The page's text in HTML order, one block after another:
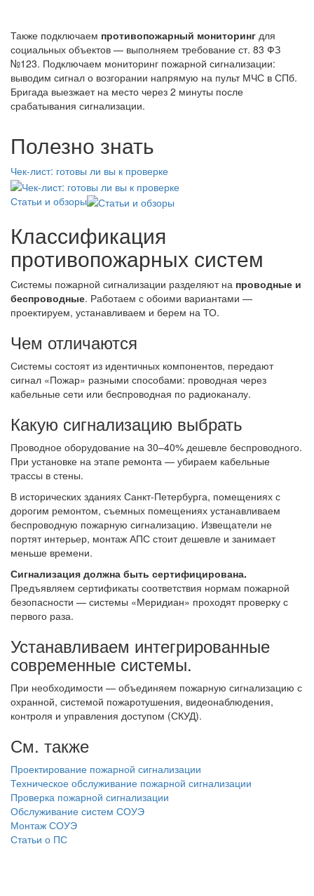
Также подключаем противопожарный мониторинг для
социальных объектов — выполняем требование ст. 83 ФЗ
№123. Подключаем мониторинг пожарной сигнализации:
выводим сигнал о возгорании напрямую на пульт МЧС в СПб.
Бригада выезжает на место через 2 минуты после
срабатывания сигнализации.
Полезно знать
Чек-лист: готовы ли вы к проверке
Статьи и обзоры
Классификация
противопожарных систем
Системы пожарной сигнализации разделяют на проводные и
беспроводные. Работаем с обоими вариантами —
проектируем, устанавливаем и берем на ТО.
Чем отличаются
Системы состоят из идентичных компонентов, передают
сигнал «Пожар» разными способами: проводная через
кабельные сети или беcпроводная по радиоканалу.
Какую сигнализацию выбрать
Проводное оборудование на 30–40% дешевле беспроводного.
При установке на этапе ремонта — убираем кабельные
трассы в стены.
В исторических зданиях Санкт-Петербурга, помещениях с
дорогим ремонтом, съемных помещениях устанавливаем
беспроводную пожарную сигнализацию. Извещатели не
портят интерьер, монтаж АПС стоит дешевле и занимает
меньше времени.
Сигнализация должна быть сертифицирована.
Предъявляем сертификаты соответствия нормам пожарной
безопасности — системы «Меридиан» проходят проверку с
первого раза.
Устанавливаем интегрированные
современные системы.
При необходимости — объединяем пожарную сигнализацию с
охранной, системой пожаротушения, видеонаблюдения,
контроля и управления доступом (СКУД).
См. также
Проектирование пожарной сигнализации
Техническое обслуживание пожарной сигнализации
Проверка пожарной сигнализации
Обслуживание систем СОУЭ
Монтаж СОУЭ
Статьи о ПС